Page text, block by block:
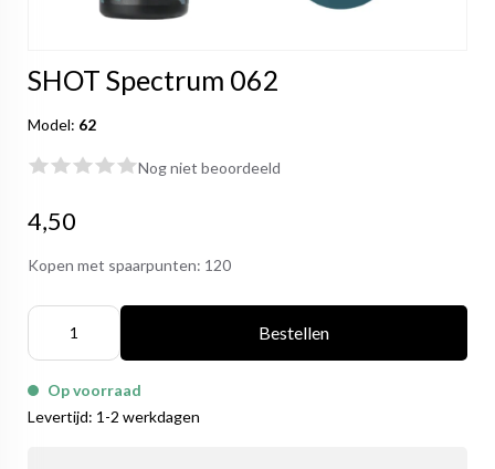
SHOT Spectrum 062
Model: 62
Nog niet beoordeeld
4,50
Kopen met spaarpunten: 120
Bestellen
Op voorraad
Levertijd: 1-2 werkdagen